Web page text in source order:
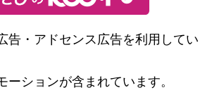
告・アドセンス広告を利用してい
ーションが含まれています。